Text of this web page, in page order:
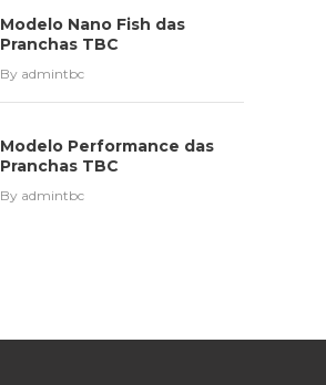
Modelo Nano Fish das
Pranchas TBC
By admintbc
Modelo Performance das
Pranchas TBC
By admintbc